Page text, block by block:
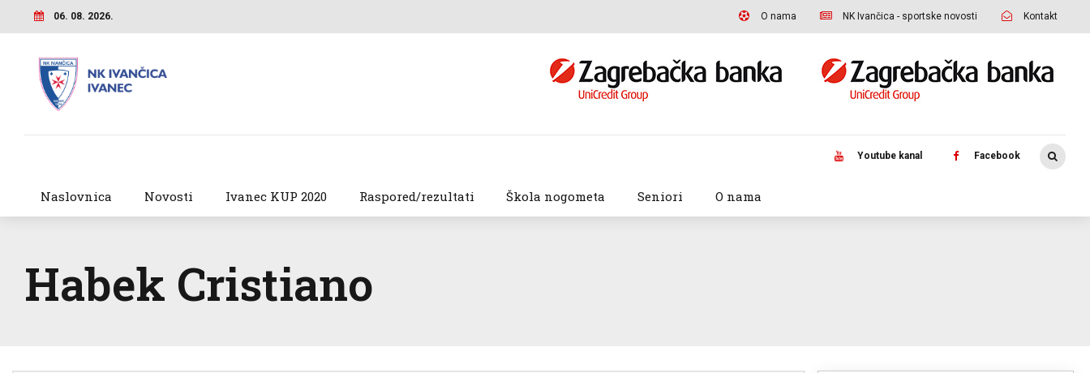
06. 08. 2026. O nama NK Ivančica - sportske novosti Kontakt
Youtube kanal Facebook
Naslovnica Novosti Ivanec KUP 2020 Raspored/rezultati Škola nogometa Seniori O nama
Habek Cristiano